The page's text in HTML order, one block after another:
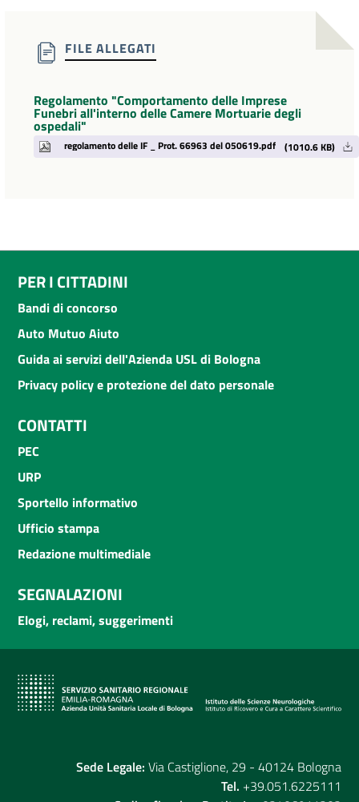
FILE ALLEGATI
Regolamento "Comportamento delle Imprese
Funebri all'interno delle Camere Mortuarie degli
ospedali"
regolamento delle IF _ Prot. 66963 del 050619.pdf (1010.6 KB)
PER I CITTADINI
Bandi di concorso
Auto Mutuo Aiuto
Guida ai servizi dell'Azienda USL di Bologna
Privacy policy e protezione del dato personale
CONTATTI
PEC
URP
Sportello informativo
Ufficio stampa
Redazione multimediale
SEGNALAZIONI
Elogi, reclami, suggerimenti
Sede Legale: Via Castiglione, 29 - 40124 Bologna
Tel. +39.051.6225111